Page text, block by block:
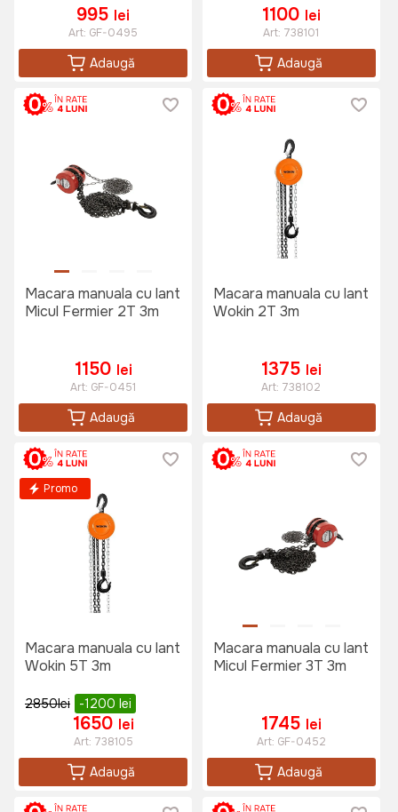
995 lei
Art: GF-0495
Adaugă
1100 lei
Art: 738101
Adaugă
Macara manuala cu lant
Micul Fermier 2T 3m
1150 lei
Art: GF-0451
Adaugă
Macara manuala cu lant
Wokin 2T 3m
1375 lei
Art: 738102
Adaugă
Promo
Macara manuala cu lant
Wokin 5T 3m
2850lei -1200 lei
1650 lei
Art: 738105
Adaugă
Macara manuala cu lant
Micul Fermier 3T 3m
1745 lei
Art: GF-0452
Adaugă